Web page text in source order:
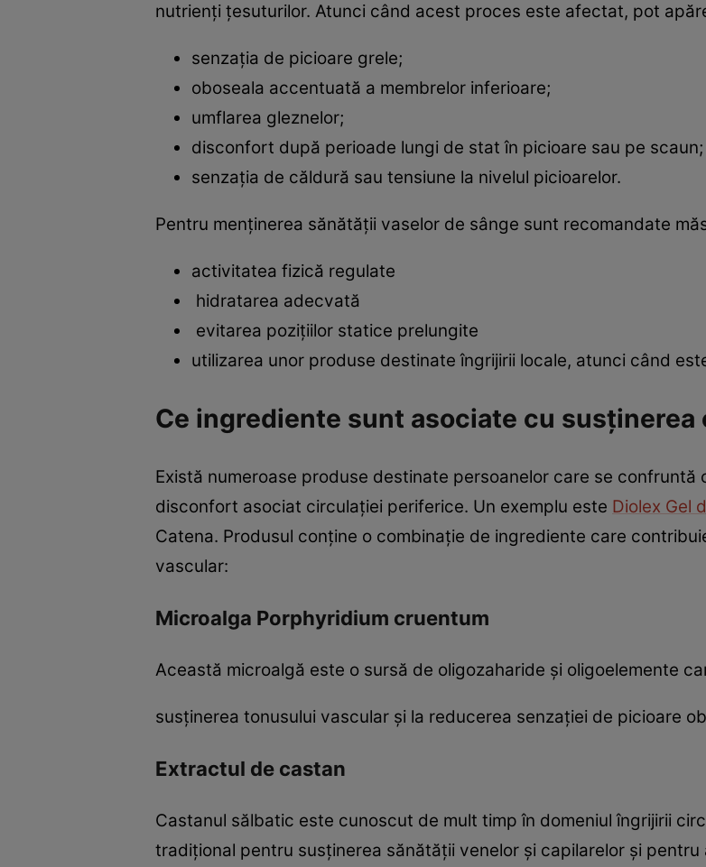
nutrienți țesuturilor. Atunci când acest proces este afectat, pot
senzația de picioare grele;
oboseala accentuată a membrelor inferioare;
umflarea gleznelor;
disconfort după perioade lungi de stat în picioare sau pe scaun;
senzația de căldură sau tensiune la nivelul picioarelor.
Pentru menținerea sănătății vaselor de sânge sunt recomandate
activitatea fizică regulate
hidratarea adecvată
evitarea pozițiilor statice prelungite
utilizarea unor produse destinate îngrijirii locale, atunci când
Ce ingrediente sunt asociate cu
Există numeroase produse destinate persoanelor care se confruntă
disconfort asociat circulației periferice. Un exemplu este Diolex Gel
Catena. Produsul conține o combinație de ingrediente care
vascular:
Microalga Porphyridium cruentum
Această microalgă este o sursă de oligozaharide și oligoelemente
susținerea tonusului vascular și la reducerea senzației de picioare
Extractul de castan
Castanul sălbatic este cunoscut de mult timp în domeniul îngrijirii
tradițional pentru susținerea sănătății venelor și capilarelor și